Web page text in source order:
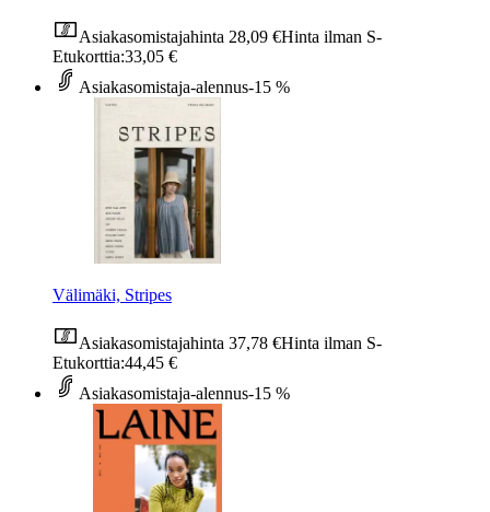
Asiakasomistajahinta 28,09 €Hinta ilman S-
Etukorttia:33,05 €
Asiakasomistaja-alennus-15 %
Välimäki, Stripes
Asiakasomistajahinta 37,78 €Hinta ilman S-
Etukorttia:44,45 €
Asiakasomistaja-alennus-15 %